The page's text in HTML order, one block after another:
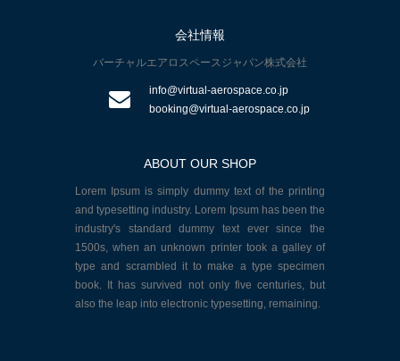
会社情報
バーチャルエアロスペースジャパン株式会社
info@virtual-aerospace.co.jp
booking@virtual-aerospace.co.jp
ABOUT OUR SHOP
Lorem Ipsum is simply dummy text of the printing
and typesetting industry. Lorem Ipsum has been the
industry's standard dummy text ever since the
1500s, when an unknown printer took a galley of
type and scrambled it to make a type specimen
book. It has survived not only five centuries, but
also the leap into electronic typesetting, remaining.